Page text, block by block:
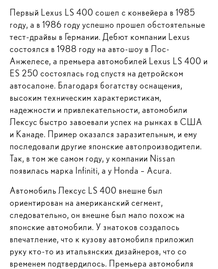
Первый Lexus LS 400 сошел с конвейера в 1985
году, а в 1986 году успешно прошел обстоятельные
тест-драйвы в Германии. Дебют компании Lexus
состоялся в 1988 году на авто-шоу в Лос-
Анжелесе, а премьера автомобилей Lexus LS 400 и
ES 250 состоялась год спустя на детройском
автосалоне. Благодаря богатству оснащения,
высоким техническим характеристикам,
надежности и привлекательности, автомобили
Лексус быстро завоевали успех на рынках в США
и Канаде. Пример оказался заразительным, и ему
последовали другие японские автопроизводители.
Так, в том же самом году, у компании Nissan
появилась марка Infiniti, а у Honda – Acura.
Автомобиль Лексус LS 400 внешне был
ориентирован на американский сегмент,
следовательно, он внешне был мало похож на
японские автомобили. У знатоков создалось
впечатление, что к кузову автомобиля приложил
руку кто-то из итальянских дизайнеров, что со
временем подтвердилось. Премьера автомобиля